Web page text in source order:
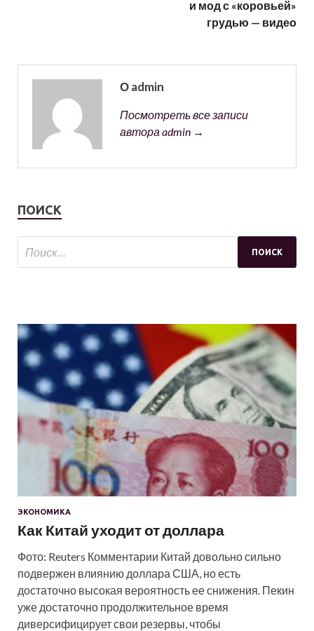
и мод с «коровьей»
грудью — видео
О admin
Посмотреть все записи
автора admin →
ПОИСК
ЭКОНОМИКА
Как Китай уходит от доллара
Фото: Reuters Комментарии Китай довольно сильно
подвержен влиянию доллара США, но есть
достаточно высокая вероятность ее снижения. Пекин
уже достаточно продолжительное время
диверсифицирует свои резервы, чтобы